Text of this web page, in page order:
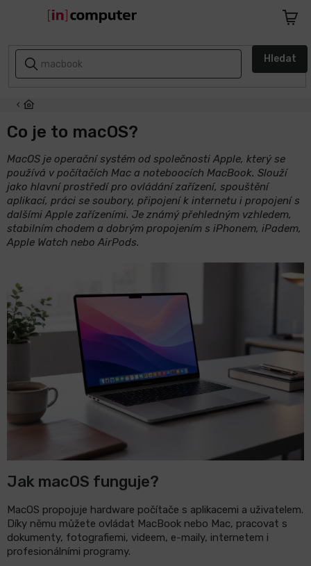
Hledat
AKCE
SLEVY
DO
ŠKOLY
Notebooky
Počítače
Telefony
Apple
Příslušenství
Co je to macOS?
MacOS je operační systém od společnosti Apple, který se
používá v počítačích Mac a noteboocích MacBook. Slouží
jako hlavní prostředí pro ovládání zařízení, spouštění
aplikací, práci se soubory, připojení k internetu i propojení s
dalšími Apple zařízeními. Je známý přehledným vzhledem,
stabilním chodem a dobrým propojením s iPhonem, iPadem,
Apple Watch nebo AirPods.
Jak macOS funguje?
MacOS propojuje hardware počítače s aplikacemi a uživatelem.
Díky němu můžete ovládat MacBook nebo Mac, pracovat s
dokumenty, fotografiemi, videem, e-maily, internetem i
profesionálními programy.